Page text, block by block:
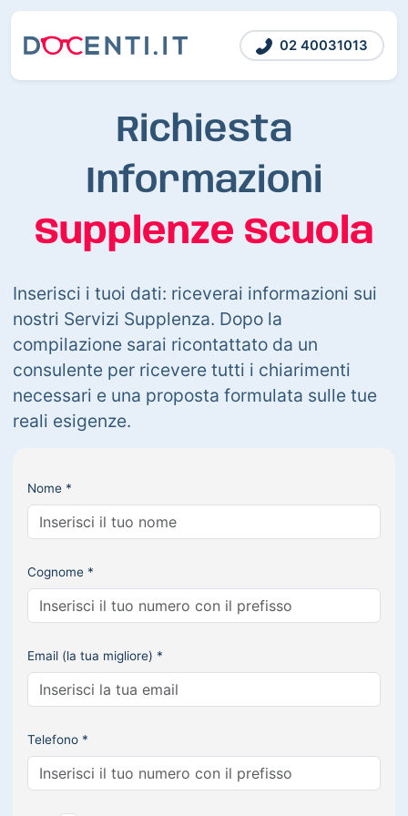
02 40031013
Richiesta
Informazioni
Supplenze Scuola
Inserisci i tuoi dati: riceverai informazioni sui
nostri Servizi Supplenza. Dopo la
compilazione sarai ricontattato da un
consulente per ricevere tutti i chiarimenti
necessari e una proposta formulata sulle tue
reali esigenze.
Nome *
Cognome *
Email (la tua migliore) *
Telefono *